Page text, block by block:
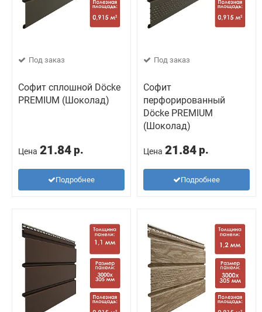
Под заказ
Софит сплошной Döcke
PREMIUM (Шоколад)
Цена 21.84 р.
Подробнее
Под заказ
Софит
перфорированный
Döcke PREMIUM
(Шоколад)
Цена 21.84 р.
Подробнее